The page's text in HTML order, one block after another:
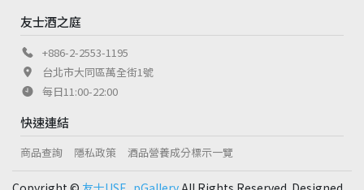
友士酒之庭
+886-2-2553-1195
台北市大同區萬全街1號
每日11:00-22:00
快速連結
商品查詢 隱私政策 酒品營養成分標示一覽